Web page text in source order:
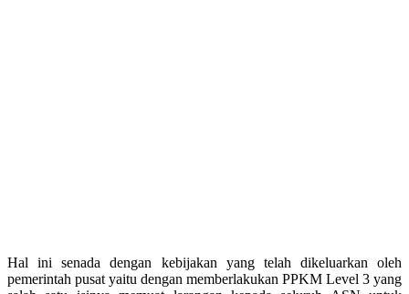
Hal ini senada dengan kebijakan yang telah dikeluarkan oleh
pemerintah pusat yaitu dengan memberlakukan PPKM Level 3 yang